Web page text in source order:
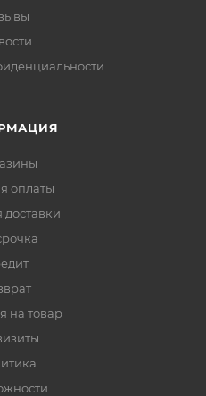
оплаты
доставки
на товар